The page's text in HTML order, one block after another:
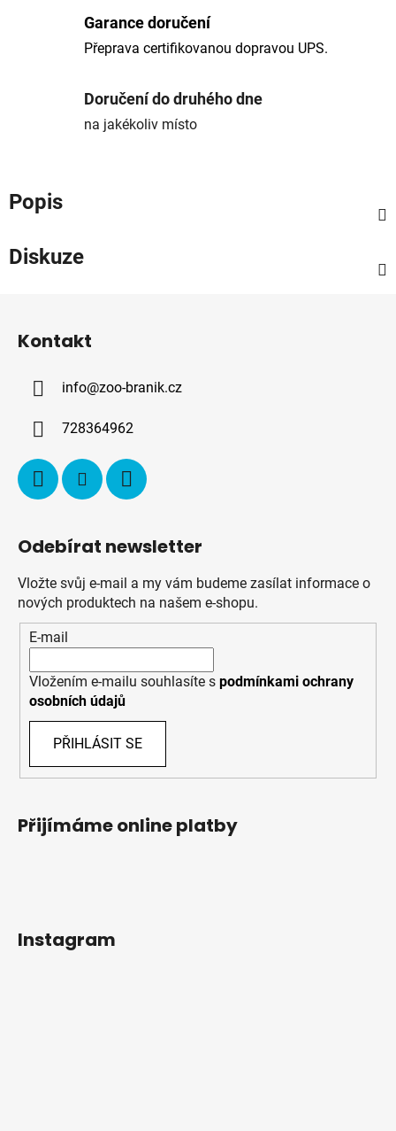
Garance doručení
Přeprava certifikovanou dopravou UPS.
Doručení do druhého dne
na jakékoliv místo
Popis
Diskuze
Kontakt
info@zoo-branik.cz
728364962
Odebírat newsletter
Vložte svůj e-mail a my vám budeme zasílat informace o
nových produktech na našem e-shopu.
E-mail
Vložením e-mailu souhlasíte s podmínkami ochrany
osobních údajů
PŘIHLÁSIT SE
Přijímáme online platby
Instagram